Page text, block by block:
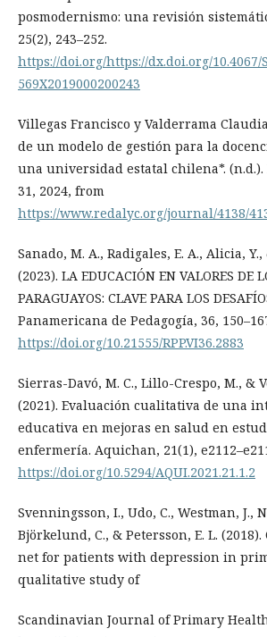
posmodernismo: una revisión
25(2), 243–252.
https://doi.org/https://dx.doi.org/10.4067/
569X2019000200243
Villegas Francisco y Valderrama
de un modelo de gestión para la
una universidad estatal chilena*.
31, 2024, from
https://www.redalyc.org/journal/4138/
Sanado, M. A., Radigales, E. A., Alicia,
(2023). LA EDUCACIÓN EN VALORES DE
PARAGUAYOS: CLAVE PARA LOS
Panamericana de Pedagogía, 36,
https://doi.org/10.21555/RPP.VI36.2883
Sierras-Davó, M. C., Lillo-Crespo, M., &
(2021). Evaluación cualitativa de una
educativa en mejoras en salud en
enfermería. Aquichan, 21(1),
https://doi.org/10.5294/AQUI.2021.21.1.2
Svenningsson, I., Udo, C., Westman, J.,
Björkelund, C., & Petersson, E. L.
net for patients with depression in
qualitative study of
Scandinavian Journal of Primary Health